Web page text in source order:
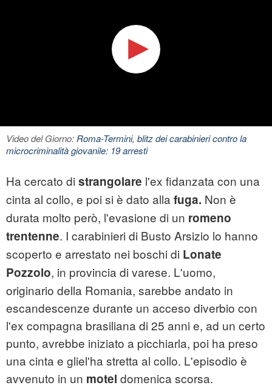
Video del Giorno:Roma-Termini, blitz dei carabinieri contro la
microcriminalità giovanile: 19 arresti
Ha cercato di strangolare l'ex fidanzata con una
cinta al collo, e poi si è dato alla fuga. Non è
durata molto però, l'evasione di un romeno
trentenne. I carabinieri di Busto Arsizio lo hanno
scoperto e arrestato nei boschi di Lonate
Pozzolo, in provincia di varese. L'uomo,
originario della Romania, sarebbe andato in
escandescenze durante un acceso diverbio con
l'ex compagna brasiliana di 25 anni e, ad un certo
punto, avrebbe iniziato a picchiarla, poi ha preso
una cinta e gliel'ha stretta al collo. L'episodio è
avvenuto in un motel domenica scorsa.